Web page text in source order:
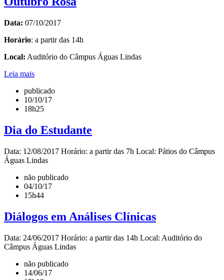
Data: 07/10/2017
Horário: a partir das 14h
Local: Auditório do Câmpus Águas Lindas
Leia mais
publicado
10/10/17
18h25
Dia do Estudante
Data: 12/08/2017 Horário: a partir das 7h Local: Pátios do Câmpus
Águas Lindas
não publicado
04/10/17
15h44
Diálogos em Análises Clínicas
Data: 24/06/2017 Horário: a partir das 14h Local: Auditório do
Câmpus Águas Lindas
não publicado
14/06/17